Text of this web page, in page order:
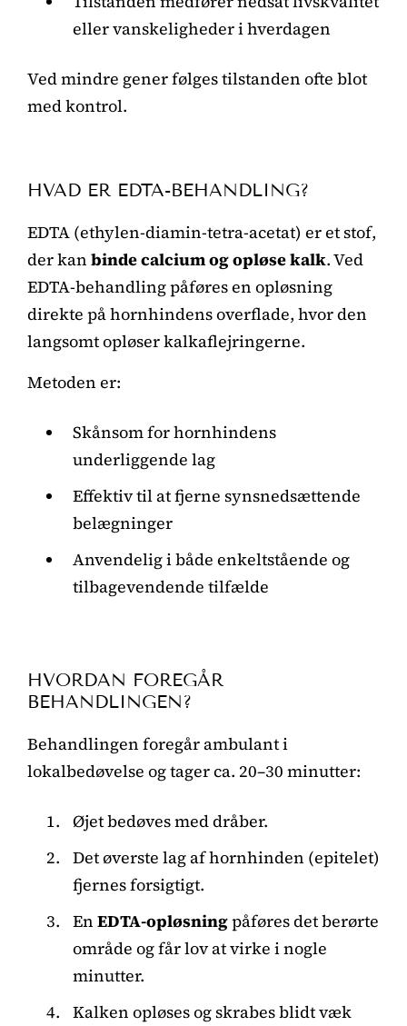
eller vanskeligheder i hverdagen
Ved mindre gener følges tilstanden ofte blot
med kontrol.
HVAD ER EDTA-BEHANDLING?
EDTA (ethylen-diamin-tetra-acetat) er et stof,
der kan binde calcium og opløse kalk. Ved
EDTA-behandling påføres en opløsning
direkte på hornhindens overflade, hvor den
langsomt opløser kalkaflejringerne.
Metoden er:
Skånsom for hornhindens
underliggende lag
Effektiv til at fjerne synsnedsættende
belægninger
Anvendelig i både enkeltstående og
tilbagevendende tilfælde
HVORDAN FOREGÅR
BEHANDLINGEN?
Behandlingen foregår ambulant i
lokalbedøvelse og tager ca. 20–30 minutter:
Øjet bedøves med dråber.
Det øverste lag af hornhinden (epitelet)
fjernes forsigtigt.
En EDTA-opløsningpåføres det berørte
område og får lov at virke i nogle
minutter.
Kalken opløses og skrabes blidt væk